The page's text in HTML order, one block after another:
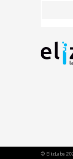
© ElizLabs